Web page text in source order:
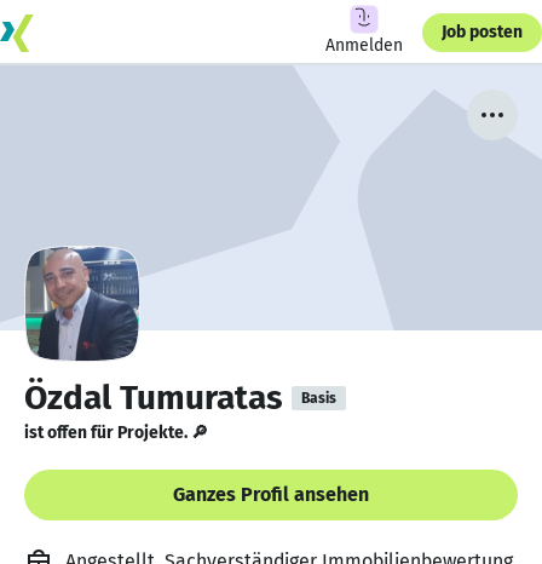
Anmelden
Job posten
Özdal Tumuratas Basis
ist offen für Projekte. 🔎
Ganzes Profil ansehen